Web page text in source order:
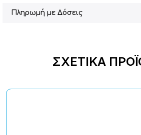
Πληρωμή με Δόσεις
ΣΧΕΤΙΚΆ